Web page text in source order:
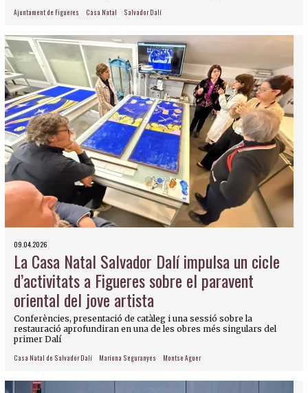
Ajuntament de Figueres Casa Natal Salvador Dalí
09.04.2026
La Casa Natal Salvador Dalí impulsa un cicle
d’activitats a Figueres sobre el paravent
oriental del jove artista
Conferències, presentació de catàleg i una sessió sobre la
restauració aprofundiran en una de les obres més singulars del
primer Dalí
Casa Natal de Salvador Dalí Mariona Seguranyes Montse Aguer